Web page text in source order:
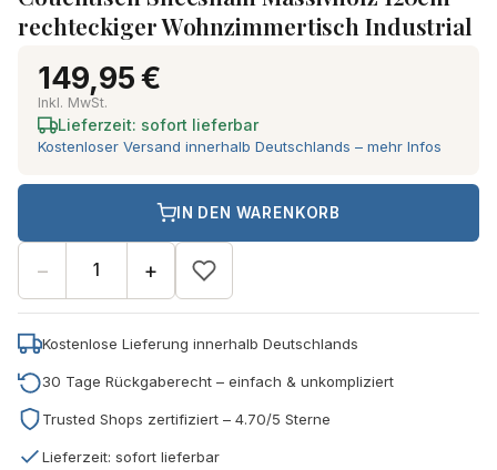
rechteckiger Wohnzimmertisch Industrial
149,95 €
Inkl. MwSt.
Lieferzeit: sofort lieferbar
Kostenloser Versand innerhalb Deutschlands – mehr Infos
− +
IN DEN WARENKORB
Kostenlose Lieferung innerhalb Deutschlands
30 Tage Rückgaberecht – einfach & unkompliziert
Trusted Shops zertifiziert – 4.70/5 Sterne
Lieferzeit: sofort lieferbar